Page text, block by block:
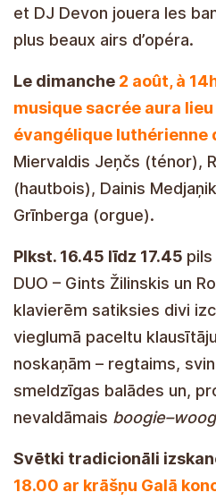
et DJ Devon jouera les
plus beaux airs d’opéra.
Le dimanche 2 août, à
musique sacrée aura lieu
évangélique luthérienne
Miervaldis Jeņčs (ténor),
(hautbois), Dainis
Grīnberga (orgue).
Plkst. 16.45 līdz 17.45
DUO – Gints Žilinskis un
klavierēm satiksies divi
vieglumā paceltu
noskaņām – regtaims,
smeldzīgas balādes un,
nevaldāmais
Svētki tradicionāli
18.00 ar krāšņu Galā